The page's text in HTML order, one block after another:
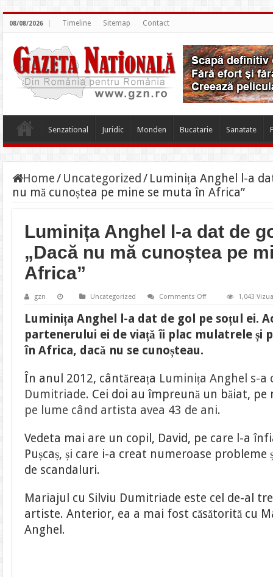
08/08/2026 Timeline Sitemap Contact
Senzational Juridic Monden Bucatarie Sanatate
Home/ Uncategorized / Luminița Anghel l-a
nu mă cunoștea pe mine se muta în Africa”
Luminița Anghel l-a dat de
„Dacă nu mă cunoștea pe
Africa”
gzn Uncategorized Comments Offon
l-
dat
ei.
„Dacă
nu
mă
cunoștea
pe
muta
Africa”
1,043
Luminița Anghel l-a dat de gol pe soțul ei.
partenerului ei de viață îi plac mulatrele și
în Africa, dacă nu se cunoșteau.
În anul 2012, cântăreața Luminița Anghel s-a
Dumitriade. Cei doi au împreună un băiat, pe
pe lume când artista avea 43 de ani.
Vedeta mai are un copil, David, pe care l-a
Pușcaș, și care i-a creat numeroase
de scandaluri.
Mariajul cu Silviu Dumitriade este cel de-al
artiste. Anterior, ea a mai fost căsătorită cu
Anghel.